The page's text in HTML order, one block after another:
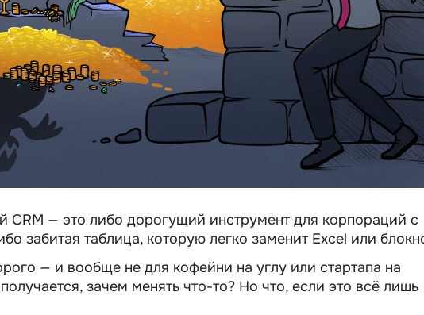
CRM — это либо дорогущий инструмент для корпораций с
забитая таблица, которую легко заменит Excel или
— и вообще не для кофейни на углу или стартапа на
зачем менять что-то? Но что, если это всё лишь